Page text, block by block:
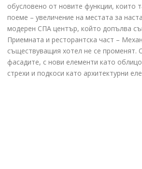
обусловено от новите функции, които
поеме – увеличение на местата за
модерен СПА център, който допълва
Приемната и ресторантска част –
съществуващия хотел не се променят.
фасадите, с нови елементи като
стрехи и подкоси като архитектурни